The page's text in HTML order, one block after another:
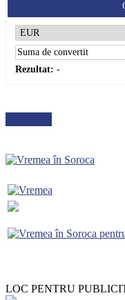
Rezultat: -
LOC PENTRU